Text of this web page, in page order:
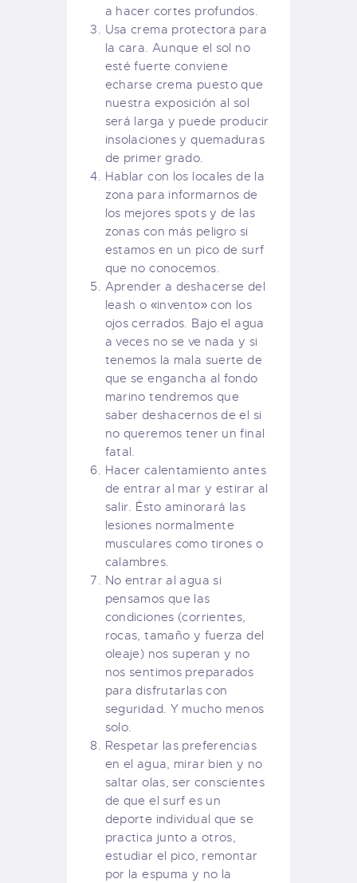
a hacer cortes profundos.
Usa crema protectora para
la cara. Aunque el sol no
esté fuerte conviene
echarse crema puesto que
nuestra exposición al sol
será larga y puede producir
insolaciones y quemaduras
de primer grado.
Hablar con los locales de la
zona para informarnos de
los mejores spots y de las
zonas con más peligro si
estamos en un pico de surf
que no conocemos.
Aprender a deshacerse del
leash o «invento» con los
ojos cerrados. Bajo el agua
a veces no se ve nada y si
tenemos la mala suerte de
que se engancha al fondo
marino tendremos que
saber deshacernos de el si
no queremos tener un final
fatal.
Hacer calentamiento antes
de entrar al mar y estirar al
salir. Ésto aminorará las
lesiones normalmente
musculares como tirones o
calambres.
No entrar al agua si
pensamos que las
condiciones (corrientes,
rocas, tamaño y fuerza del
oleaje) nos superan y no
nos sentimos preparados
para disfrutarlas con
seguridad. Y mucho menos
solo.
Respetar las preferencias
en el agua, mirar bien y no
saltar olas, ser conscientes
de que el surf es un
deporte individual que se
practica junto a otros,
estudiar el pico, remontar
por la espuma y no la